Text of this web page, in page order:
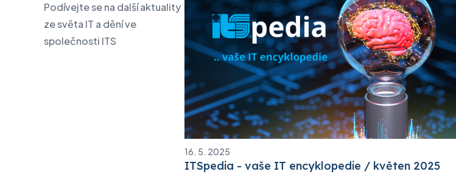
Podívejte se na další aktuality
ze světa IT a dění ve
společnosti ITS
16. 5. 2025
ITSpedia - vaše IT encyklopedie / květen 2025